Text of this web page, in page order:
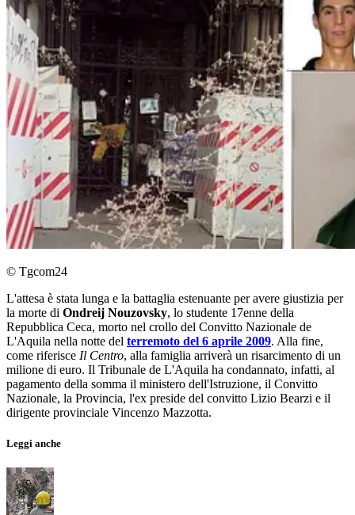
© Tgcom24
L'attesa è stata lunga e la battaglia estenuante per avere giustizia per
la morte di Ondreij Nouzovsky, lo studente 17enne della
Repubblica Ceca, morto nel crollo del Convitto Nazionale de
L'Aquila nella notte del terremoto del 6 aprile 2009. Alla fine,
come riferisce Il Centro, alla famiglia arriverà un risarcimento di un
milione di euro. Il Tribunale de L'Aquila ha condannato, infatti, al
pagamento della somma il ministero dell'Istruzione, il Convitto
Nazionale, la Provincia, l'ex preside del convitto Lizio Bearzi e il
dirigente provinciale Vincenzo Mazzotta.
Leggi anche